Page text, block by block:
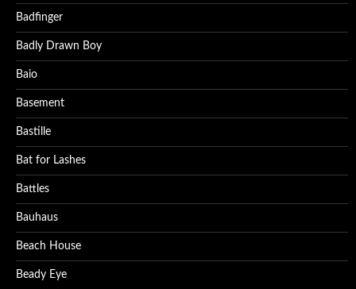
Badfinger
Badly Drawn Boy
Baio
Basement
Bastille
Bat for Lashes
Battles
Bauhaus
Beach House
Beady Eye